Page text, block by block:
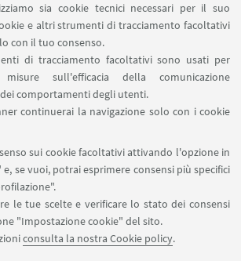
sia cookie tecnici necessari per il suo
e altri strumenti di tracciamento facoltativi
con il tuo consenso.
di tracciamento facoltativi sono usati per
sull'efficacia della comunicazione
comportamenti degli utenti.
continuerai la navigazione solo con i cookie
sui cookie facoltativi attivando l'opzione in
se vuoi, potrai esprimere consensi più specifici
le tue scelte e verificare lo stato dei consensi
"Impostazione cookie" del sito.
consulta la nostra Cookie policy.
2026dalle 11:00 alle 13:00
Piazza Scaravilli, Bologna
[ .pdf 247Kb ]